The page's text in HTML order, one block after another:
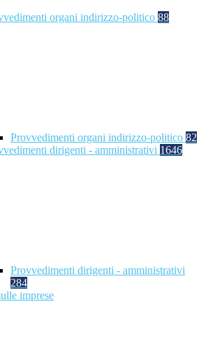
organi indirizzo-politico 88
Provvedimenti organi indirizzo-politico 82
dirigenti - amministrativi 1646
Provvedimenti dirigenti - amministrativi
284
imprese